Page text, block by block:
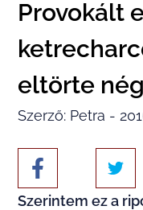
Provokált
eltörte
Szerző: Petra -
Szerintem ez a